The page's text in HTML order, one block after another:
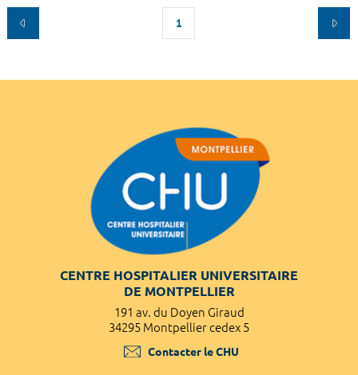
1
CENTRE HOSPITALIER UNIVERSITAIRE
DE MONTPELLIER
191 av. du Doyen Giraud
34295 Montpellier cedex 5
Contacter le CHU